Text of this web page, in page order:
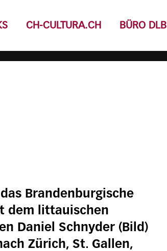
CH-CULTURA.CH BÜRO DLB
Brandenburgische
dem littauischen
Daniel Schnyder (Bild)
Zürich, St. Gallen,